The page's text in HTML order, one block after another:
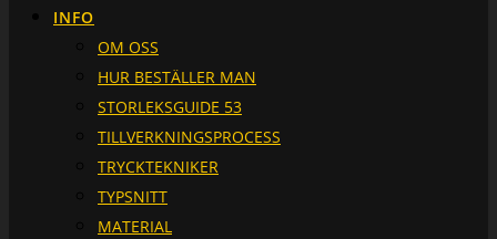
INFO
OM OSS
HUR BESTÄLLER MAN
STORLEKSGUIDE 53
TILLVERKNINGSPROCESS
TRYCKTEKNIKER
TYPSNITT
MATERIAL